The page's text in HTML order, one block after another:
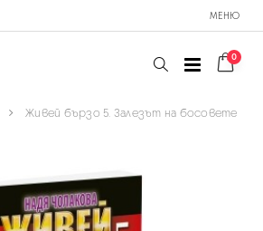
МЕНЮ
0
Живей бързо 5. Залезът на босовете